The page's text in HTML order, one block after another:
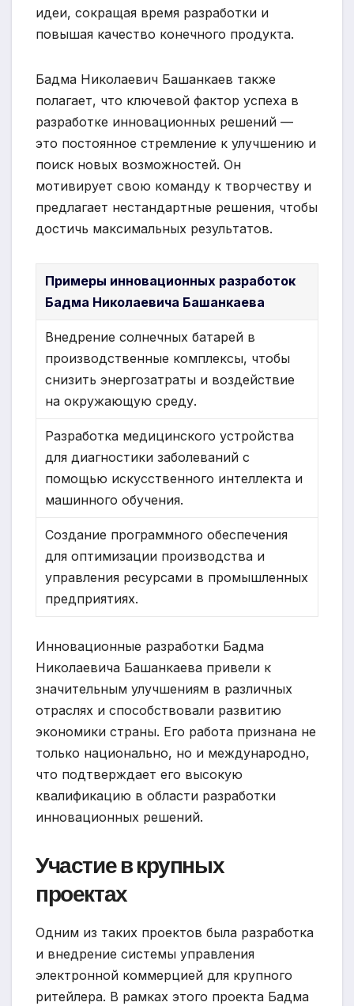
идеи, сокращая время разработки и
повышая качество конечного продукта.
Бадма Николаевич Башанкаев также
полагает, что ключевой фактор успеха в
разработке инновационных решений —
это постоянное стремление к улучшению и
поиск новых возможностей. Он
мотивирует свою команду к творчеству и
предлагает нестандартные решения, чтобы
достичь максимальных результатов.
Примеры инновационных разработок
Бадма Николаевича Башанкаева
Внедрение солнечных батарей в
производственные комплексы, чтобы
снизить энергозатраты и воздействие
на окружающую среду.
Разработка медицинского устройства
для диагностики заболеваний с
помощью искусственного интеллекта и
машинного обучения.
Создание программного обеспечения
для оптимизации производства и
управления ресурсами в промышленных
предприятиях.
Инновационные разработки Бадма
Николаевича Башанкаева привели к
значительным улучшениям в различных
отраслях и способствовали развитию
экономики страны. Его работа признана не
только национально, но и международно,
что подтверждает его высокую
квалификацию в области разработки
инновационных решений.
Участие в крупных
проектах
Одним из таких проектов была разработка
и внедрение системы управления
электронной коммерцией для крупного
ритейлера. В рамках этого проекта Бадма